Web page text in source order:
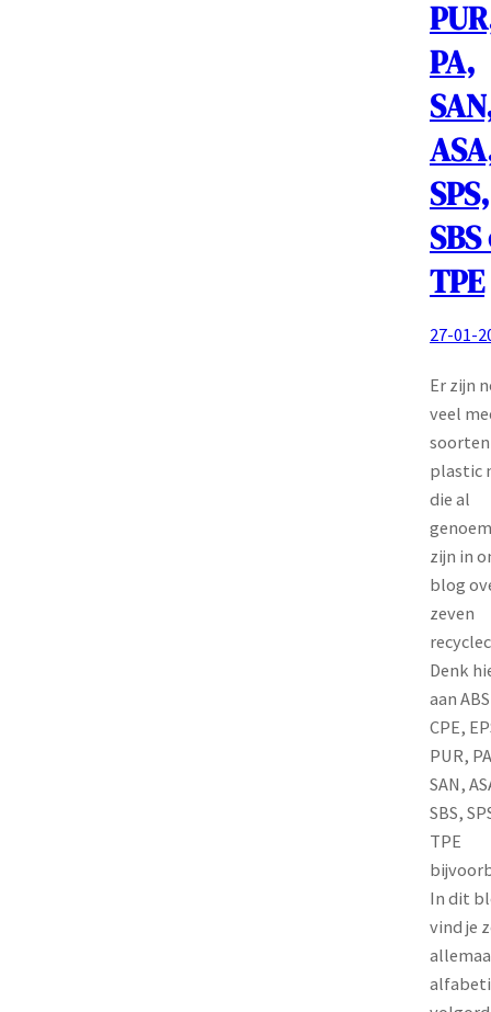
PA,
SPS,
TPE
27-01-
Er zijn
veel
soorten
plastic
die al
zijn in
blog
zeven
Denk
aan
CPE,
PUR,
SAN,
SBS,
TPE
In dit
vind je